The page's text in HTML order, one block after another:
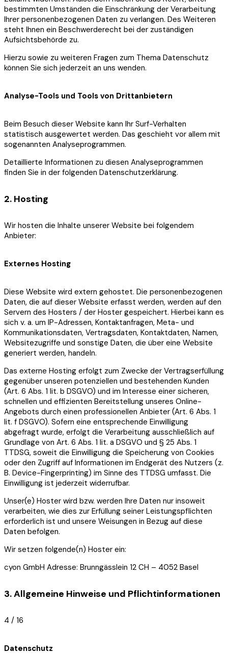
bestimmten Umständen die Einschränkung der Verarbeitung
Ihrer personenbezogenen Daten zu verlangen. Des Weiteren
steht Ihnen ein Beschwerderecht bei der zuständigen
Aufsichtsbehörde zu.
Hierzu sowie zu weiteren Fragen zum Thema Datenschutz
können Sie sich jederzeit an uns wenden.
Analyse-Tools und Tools von Drittanbietern
Beim Besuch dieser Website kann Ihr Surf-Verhalten
statistisch ausgewertet werden. Das geschieht vor allem mit
sogenannten Analyseprogrammen.
Detaillierte Informationen zu diesen Analyseprogrammen
finden Sie in der folgenden Datenschutzerklärung.
2. Hosting
Wir hosten die Inhalte unserer Website bei folgendem
Anbieter:
Externes Hosting
Diese Website wird extern gehostet. Die personenbezogenen
Daten, die auf dieser Website erfasst werden, werden auf den
Servern des Hosters / der Hoster gespeichert. Hierbei kann es
sich v. a. um IP-Adressen, Kontaktanfragen, Meta- und
Kommunikationsdaten, Vertragsdaten, Kontaktdaten, Namen,
Websitezugriffe und sonstige Daten, die über eine Website
generiert werden, handeln.
Das externe Hosting erfolgt zum Zwecke der Vertragserfüllung
gegenüber unseren potenziellen und bestehenden Kunden
(Art. 6 Abs. 1 lit. b DSGVO) und im Interesse einer sicheren,
schnellen und effizienten Bereitstellung unseres Online-
Angebots durch einen professionellen Anbieter (Art. 6 Abs. 1
lit. f DSGVO). Sofern eine entsprechende Einwilligung
abgefragt wurde, erfolgt die Verarbeitung ausschließlich auf
Grundlage von Art. 6 Abs. 1 lit. a DSGVO und § 25 Abs. 1
TTDSG, soweit die Einwilligung die Speicherung von Cookies
oder den Zugriff auf Informationen im Endgerät des Nutzers (z.
B. Device-Fingerprinting) im Sinne des TTDSG umfasst. Die
Einwilligung ist jederzeit widerrufbar.
Unser(e) Hoster wird bzw. werden Ihre Daten nur insoweit
verarbeiten, wie dies zur Erfüllung seiner Leistungspflichten
erforderlich ist und unsere Weisungen in Bezug auf diese
Daten befolgen.
Wir setzen folgende(n) Hoster ein:
cyon GmbH Adresse: Brunngässlein 12 CH – 4052 Basel
3. Allgemeine Hinweise und Pflichtinformationen
4 / 16
Datenschutz